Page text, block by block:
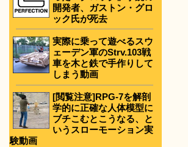
開発者、ガストン・グロ
ック氏が死去
実際に乗って遊べるスウ
ェーデン軍のStrv.103戦
車を木と鉄で手作りして
しまう動画
[閲覧注意]RPG-7を解剖
学的に正確な人体模型に
ブチこむとこうなる、と
いうスローモーション実
験動画